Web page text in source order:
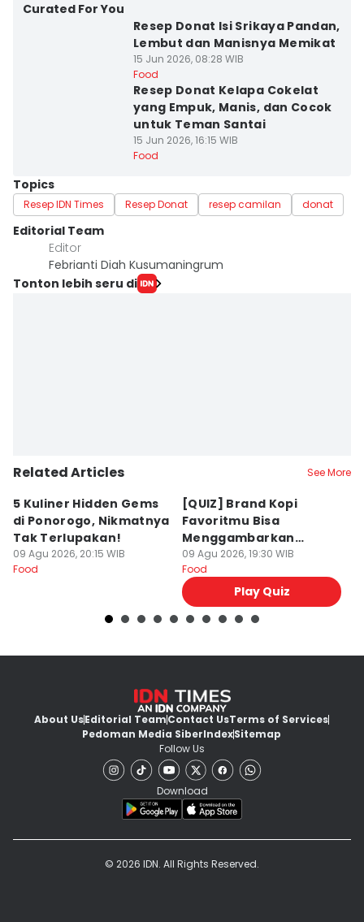
Curated For You
Resep Donat Isi Srikaya Pandan,
Lembut dan Manisnya Memikat
15 Jun 2026, 08:28 WIB
Food
Resep Donat Kelapa Cokelat
yang Empuk, Manis, dan Cocok
untuk Teman Santai
15 Jun 2026, 16:15 WIB
Food
Topics
Resep IDN Times Resep Donat resep camilan donat
Editorial Team
Editor
Febrianti Diah Kusumaningrum
Tonton lebih seru di
Related Articles See More
5 Kuliner Hidden Gems
di Ponorogo, Nikmatnya
Tak Terlupakan!
09 Agu 2026, 20:15 WIB
Food
[QUIZ] Brand Kopi
Favoritmu Bisa
Menggambarkan
Kepribadianmu Lho!
09 Agu 2026, 19:30 WIB
Food
Play Quiz
About UsEditorial TeamContact UsTerms of Services
Pedoman Media SiberIndexSitemap
Follow Us
Download
© 2026 IDN. All Rights Reserved.